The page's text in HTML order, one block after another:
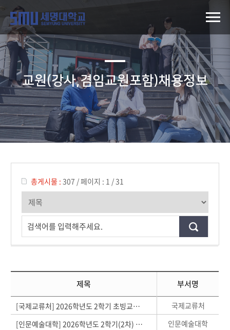
교원(강사,겸임교원포함)채용정보
총게시물 : 307 /페이지 : 1 / 31
검색어를 입력해주세요.
제목 부서명
[국제교류처] 2026학년도 2학기 초빙교원 공개채용 안내
국제교류처
[인문예술대학] 2026학년도 2학기(2차) 세명대학교 강사등 비전임교원 공개채용 모집
인문예술대학